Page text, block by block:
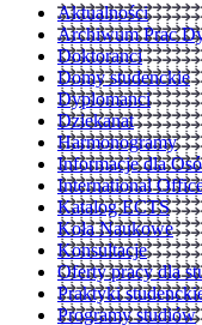
Aktualności
Archiwum Prac
Doktoranci
Domy studenckie
Dyplomanci
Dziekanat
Harmonogramy
Informacje dla
International
Katalog ECTS
Koła Naukowe
Konsultacje
Oferty pracy dla
Praktyki
Programy studiów